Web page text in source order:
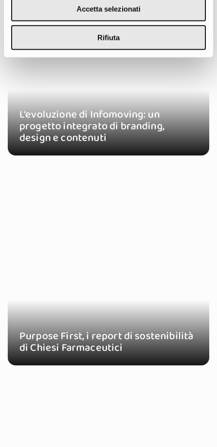
Accetta selezionati
Rifiuta
L’evoluzione di Infomoving: un
progetto integrato di branding,
design e contenuti
Purpose First, i report di sostenibilità
di Chiesi Farmaceutici